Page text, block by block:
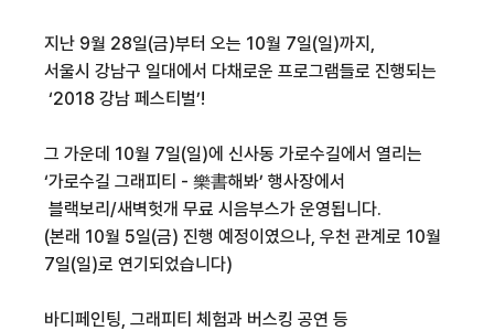
지난 9월 28일(금)부터 오는 10월 7일(일)까지,
서울시 강남구 일대에서 다채로운 프로그램들로 진행되는
‘2018 강남 페스티벌’!
그 가운데 10월 7일(일)에 신사동 가로수길에서 열리는
‘가로수길 그래피티 - 樂書해봐’ 행사장에서
블랙보리/새벽헛개 무료 시음부스가 운영됩니다.
(본래 10월 5일(금) 진행 예정이였으나, 우천 관계로 10월
7일(일)로 연기되었습니다)
바디페인팅, 그래피티 체험과 버스킹 공연 등